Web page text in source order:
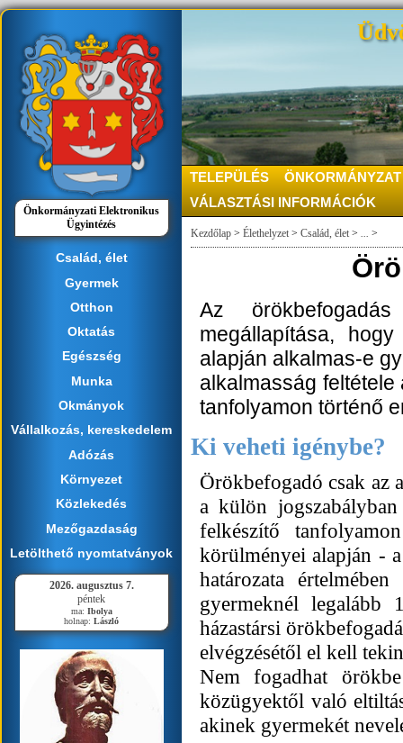
Önkormányzati Elektronikus
Ügyintézés
Család, élet
Gyermek
Otthon
Oktatás
Egészség
Munka
Okmányok
Vállalkozás, kereskedelem
Adózás
Környezet
Közlekedés
Mezőgazdaság
Letölthető nyomtatványok
2026. augusztus 7.
péntek
ma: Ibolya
holnap:László
TELEPÜLÉS
ÖNKORMÁNYZAT
VÁLASZTÁSI INFORMÁCIÓK
Kezdőlap > Élethelyzet > Család, élet > ... >
Az
megállapítása,
alapján alkalmas-e
alkalmasság
tanfolyamon történő
Ki veheti igénybe?
Örökbefogadó csak az
a külön
felkészítő
körülményei alapján -
határozata
gyermeknél
házastársi
elvégzésétől el kell
Nem fogadhat
közügyektől való
akinek gyermekét